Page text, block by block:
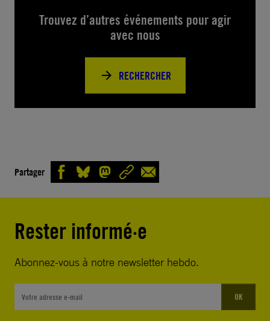
Trouvez d’autres événements pour agir
avec nous
RECHERCHER
Partager
Rester informé·e
Abonnez-vous à notre newsletter hebdo.
OK